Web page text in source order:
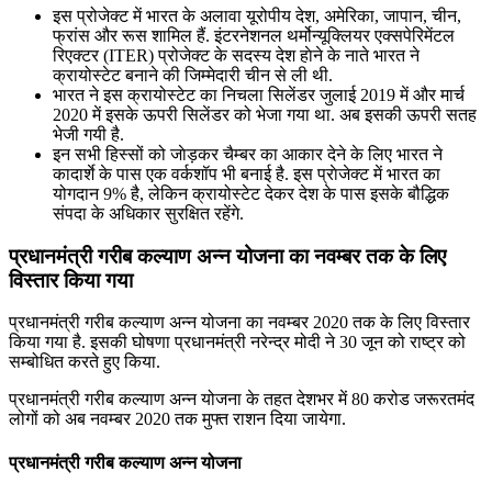
इस प्रोजेक्ट में भारत के अलावा यूरोपीय देश, अमेरिका, जापान, चीन,
फ्रांस और रूस शामिल हैं. इंटरनेशनल थर्मोन्यूक्लियर एक्सपेरिमेंटल
रिएक्टर (ITER) प्रोजेक्ट के सदस्य देश हाेने के नाते भारत ने
क्रायोस्टेट बनाने की जिम्मेदारी चीन से ली थी.
भारत ने इस क्रायोस्टेट का निचला सिलेंडर जुलाई 2019 में और मार्च
2020 में इसके ऊपरी सिलेंडर को भेजा गया था. अब इसकी ऊपरी सतह
भेजी गयी है.
इन सभी हिस्सों को जाेड़कर चैम्बर का आकार देने के लिए भारत ने
कादार्शे के पास एक वर्कशॉप भी बनाई है. इस प्राेजेक्ट में भारत का
योगदान 9% है, लेकिन क्रायोस्टेट देकर देश के पास इसके बौद्धिक
संपदा के अधिकार सुरक्षित रहेंगे.
प्रधानमंत्री गरीब कल्‍याण अन्‍न योजना का नवम्‍बर तक के लिए
विस्‍तार किया गया
प्रधानमंत्री गरीब कल्‍याण अन्‍न योजना का नवम्‍बर 2020 तक के लिए विस्‍तार
किया गया है. इसकी घोषणा प्रधानमंत्री नरेन्‍द्र मोदी ने 30 जून को राष्‍ट्र को
सम्‍बोधित करते हुए किया.
प्रधानमंत्री गरीब कल्‍याण अन्‍न योजना के तहत देशभर में 80 करोड जरूरतमंद
लोगों को अब नवम्‍बर 2020 तक मुफ्त राशन दिया जायेगा.
प्रधानमंत्री गरीब कल्‍याण अन्‍न योजना